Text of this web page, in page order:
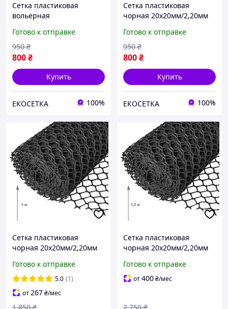
Сетка пластиковая
вольерная
0,50м/30,00м
Готово к отправке
800₴
950 ₴
Купить
ЕКОСЕТКА 100%
Сетка пластиковая
чорная 20х20мм/2,20мм
Готово к отправке
800₴
950 ₴
Купить
ЕКОСЕТКА 100%
Сетка пластиковая
чорная 20х20мм/2,20мм
Готово к отправке
5.0 (1)
от267₴/мес
Сетка пластиковая
чорная 20х20мм/2,20мм
Готово к отправке
от400₴/мес